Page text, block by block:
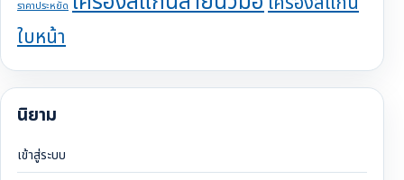
ราคาประหยัด
ใบหน้า
นิยาม
เข้าสู่ระบบ